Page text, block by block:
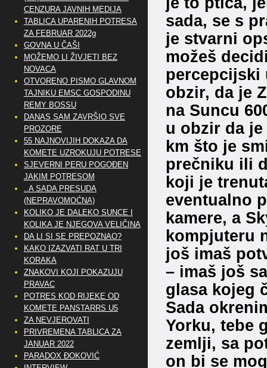
sada, se s
je stvarni
možeš
percepcijski
obzir, da je
na Suncu
u obzir da
km što je
prečniku ili
koji je
eventualno
kamere, a
kompjuteru
još imaš
– imaš još
glasa kojeg
Sada
Yorku, tebe
zemlji, sa
on bi se
CENZURA JAVNIH MEDIJA
TABLICA UPARENIH POTRESA
ZA FEBRUAR 2022g
GOVNA U ČAŠI
MOŽEMO LI ŽIVJETI BEZ
NOVACA
OTVORENO PISMO GLAVNOM
TAJNIKU EMSC GOSPODINU
REMY BOSSU
DANAS SAM ZAVRŠIO SVE
PROZORE
55 NAJNOVIJIH DOKAZA DA
KOMETE UZROKUJU POTRESE
SJEVERNI PERU POGOĐEN
JAKIM POTRESOM
..A SADA PRESUDA
(NEPRAVOMOĆNA)
KOLIKO JE DALEKO SUNCE I
KOLIKA JE NJEGOVA VELIČINA
DA LI SI SE PREPOZNAO?
KAKO IZAZVATI RAT U TRI
KORAKA
ZNAKOVI KOJI POKAZUJU
PRAVAC
POTRES KOD RIJEKE OD
KOMETE PANSTARRS U5
ZA NEVJEROVATI
PRIVREMENA TABLICA ZA
JANUAR 2022
PARADOX ĐOKOVIĆ